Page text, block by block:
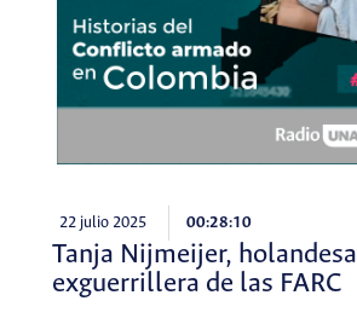
22 julio 2025 00:28:10
Tanja Nijmeijer, holandesa
exguerrillera de las FARC